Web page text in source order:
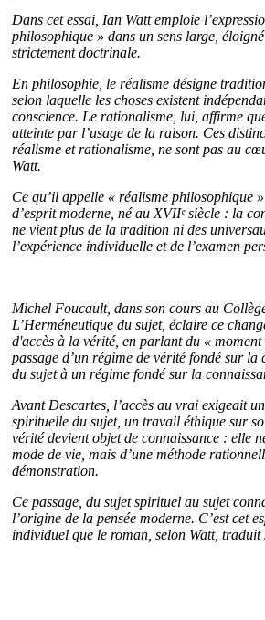
Dans cet essai, Ian Watt emploie
philosophique » dans un sens large,
strictement doctrinale.
En philosophie, le réalisme désigne
selon laquelle les choses existent
conscience. Le rationalisme, lui, affirme
atteinte par l’usage de la raison. Ces
réalisme et rationalisme, ne sont pas au
Watt.
Ce qu’il appelle « réalisme philosophique
d’esprit moderne, né au XVIIᵉ siècle : la
ne vient plus de la tradition ni des
l’expérience individuelle et de l’examen
Michel Foucault, dans son cours au
L’Herméneutique du sujet, éclaire ce
d'accès à la vérité, en parlant du «
passage d’un régime de vérité fondé sur
du sujet à un régime fondé sur la
Avant Descartes, l’accès au vrai exigeait
spirituelle du sujet, un travail éthique sur
vérité devient objet de connaissance : elle
mode de vie, mais d’une méthode
démonstration.
Ce passage, du sujet spirituel au sujet
l’origine de la pensée moderne. C’est cet
individuel que le roman, selon Watt,